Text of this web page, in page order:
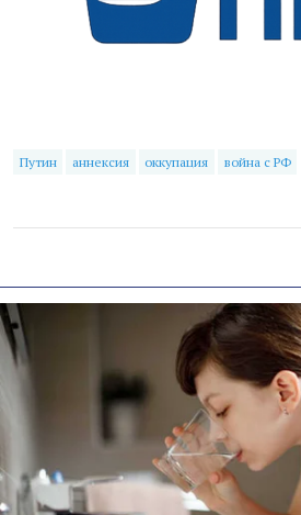
Путин аннексия оккупация война с РФ